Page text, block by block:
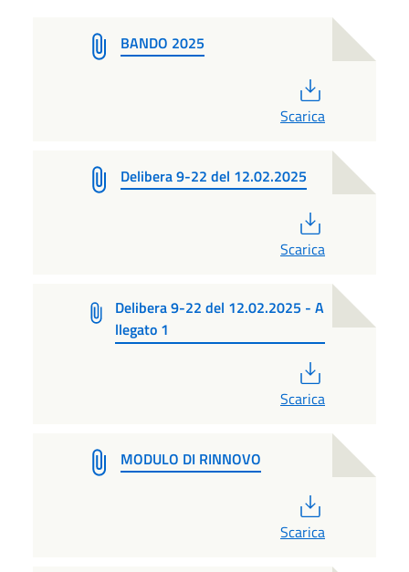
BANDO 2025
Scarica
Delibera 9-22 del 12.02.2025
Scarica
Delibera 9-22 del 12.02.2025 - A
llegato 1
Scarica
MODULO DI RINNOVO
Scarica